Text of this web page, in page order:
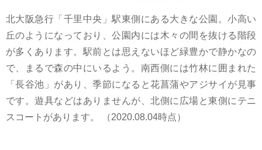
北大阪急行「千里中央」駅東側にある大きな公園。小高い
丘のようになっており、公園内には木々の間を抜ける階段
が多くあります。駅前とは思えないほど緑豊かで静かなの
で、まるで森の中にいるよう。南西側には竹林に囲まれた
「長谷池」があり、季節になると花菖蒲やアジサイが見事
です。遊具などはありませんが、北側に広場と東側にテニ
スコートがあります。 （2020.08.04時点）